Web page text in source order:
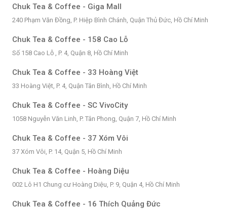
Chuk Tea & Coffee - Giga Mall
240 Phạm Văn Đồng, P. Hiệp Bình Chánh, Quận Thủ Đức, Hồ Chí Minh
Chuk Tea & Coffee - 158 Cao Lỗ
Số 158 Cao Lỗ , P. 4, Quận 8, Hồ Chí Minh
Chuk Tea & Coffee - 33 Hoàng Việt
33 Hoàng Việt, P. 4, Quận Tân Bình, Hồ Chí Minh
Chuk Tea & Coffee - SC VivoCity
1058 Nguyễn Văn Linh, P. Tân Phong, Quận 7, Hồ Chí Minh
Chuk Tea & Coffee - 37 Xóm Vôi
37 Xóm Vôi, P. 14, Quận 5, Hồ Chí Minh
Chuk Tea & Coffee - Hoàng Diệu
002 Lô H1 Chung cư Hoàng Diệu, P. 9, Quận 4, Hồ Chí Minh
Chuk Tea & Coffee - 16 Thích Quảng Đức